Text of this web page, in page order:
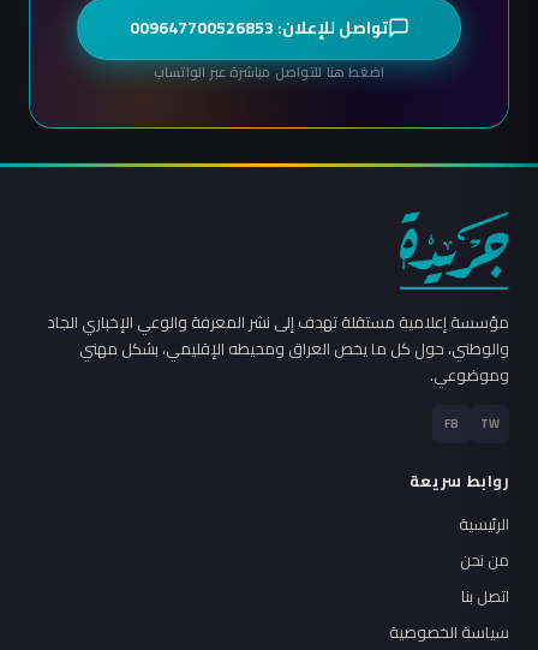
تواصل للإعلان: 009647700526853
اضغط هنا للتواصل مباشرة عبر الواتساب
مؤسسة إعلامية مستقلة تهدف إلى نشر المعرفة والوعي الإخباري الجاد
والوطني، حول كل ما يخص العراق ومحيطه الإقليمي، بشكل مهني
وموضوعي.
TW
FB
روابط سريعة
الرئيسية
من نحن
اتصل بنا
سياسة الخصوصية